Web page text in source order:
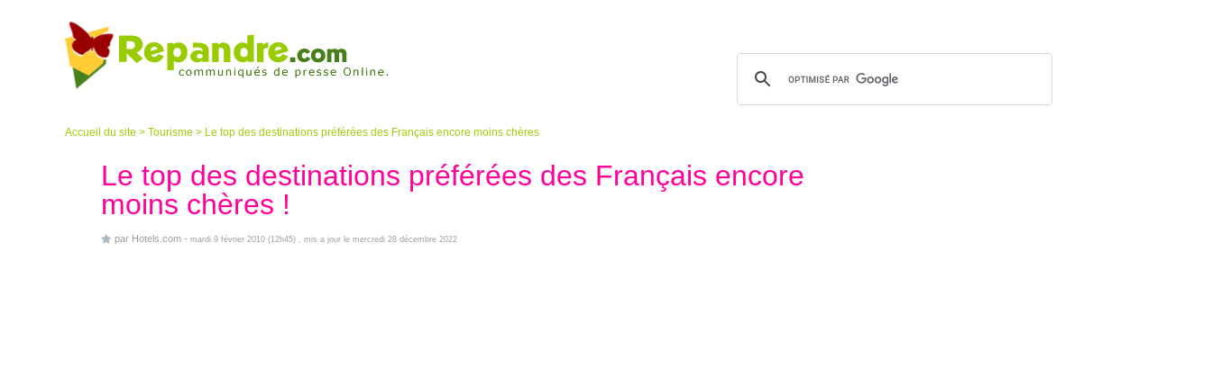
Accueil du site > Tourisme > Le top des destinations préférées des Français encore moins chères
Le top des destinations préférées des Français encore
moins chères !
par Hotels.com - mardi 9 février 2010 (12h45) , mis a jour le mercredi 28 décembre 2022